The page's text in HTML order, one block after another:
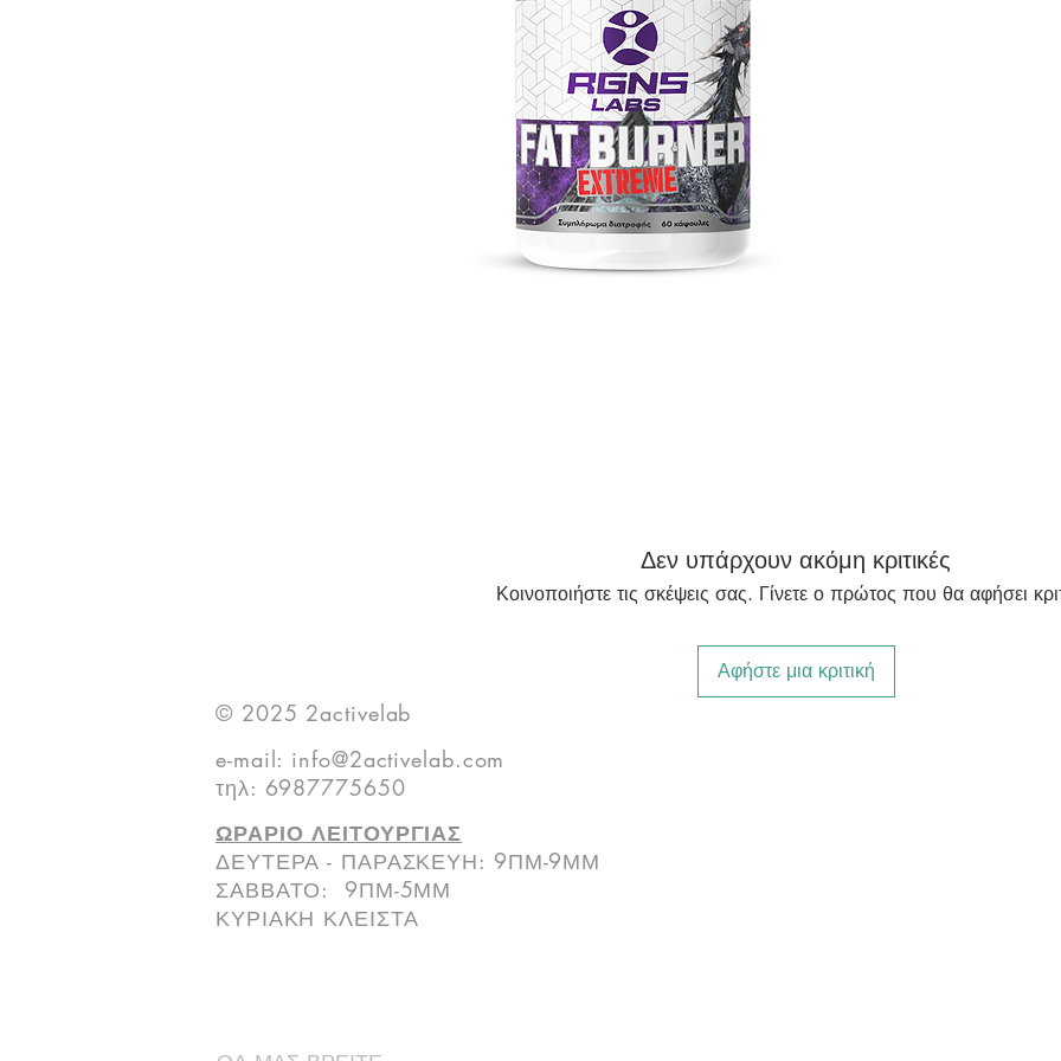
Δεν υπάρχουν ακόμη κριτικές
Κοινοποιήστε τις σκέψεις σας. Γίνετε ο πρώτος που θα αφήσει
Αφήστε μια κριτική
© 2025 2activelab
e-mail: info@2activelab.com
τηλ: 6987775650
ΩΡΑΡΙΟ ΛΕΙΤΟΥΡΓΙΑΣ
ΔΕΥΤΕΡΑ - ΠΑΡΑΣΚΕΥΗ: 9ΠΜ-9ΜΜ
ΣΑΒΒΑΤΟ: 9ΠΜ-5ΜΜ
ΚΥΡΙΑΚΗ ΚΛΕΙΣΤΑ